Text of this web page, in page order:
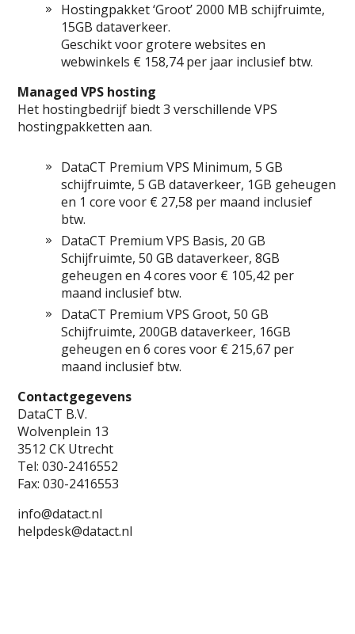
Hostingpakket ‘Groot’ 2000 MB schijfruimte,
15GB dataverkeer.
Geschikt voor grotere websites en
webwinkels € 158,74 per jaar inclusief btw.
Managed VPS hosting
Het hostingbedrijf biedt 3 verschillende VPS
hostingpakketten aan.
DataCT Premium VPS Minimum, 5 GB
schijfruimte, 5 GB dataverkeer, 1GB geheugen
en 1 core voor € 27,58 per maand inclusief
btw.
DataCT Premium VPS Basis, 20 GB
Schijfruimte, 50 GB dataverkeer, 8GB
geheugen en 4 cores voor € 105,42 per
maand inclusief btw.
DataCT Premium VPS Groot, 50 GB
Schijfruimte, 200GB dataverkeer, 16GB
geheugen en 6 cores voor € 215,67 per
maand inclusief btw.
Contactgegevens
DataCT B.V.
Wolvenplein 13
3512 CK Utrecht
Tel: 030-2416552
Fax: 030-2416553
info@datact.nl
helpdesk@datact.nl